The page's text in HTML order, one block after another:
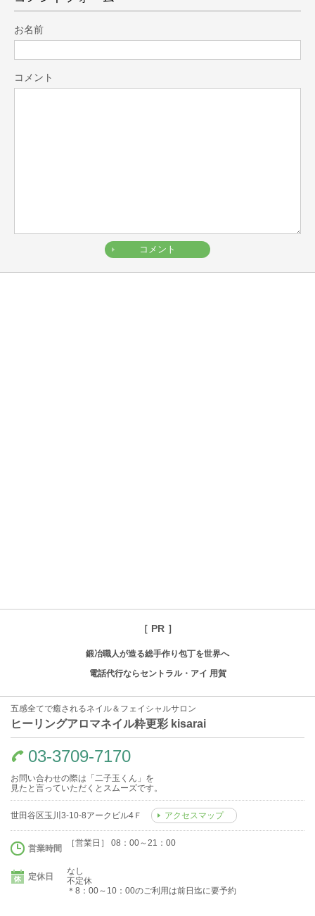
お名前
コメント
［ PR ］
鍛冶職人が造る総手作り包丁を世界へ
電話代行ならセントラル・アイ 用賀
五感全てで癒されるネイル＆フェイシャルサロン
ヒーリングアロマネイル粋更彩 kisarai
03-3709-7170
お問い合わせの際は「二子玉くん」を
見たと言っていただくとスムーズです。
世田谷区玉川3-10-8アークビル4Ｆ アクセスマップ
営業時間
［営業日］ 08：00～21：00
定休日
なし
不定休
＊8：00～10：00のご利用は前日迄に要予約